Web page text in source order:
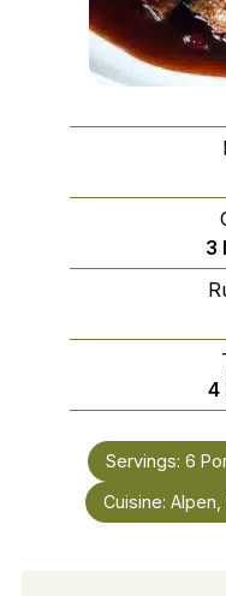
3
4
Servings: 6
Cuisine: Alpen,